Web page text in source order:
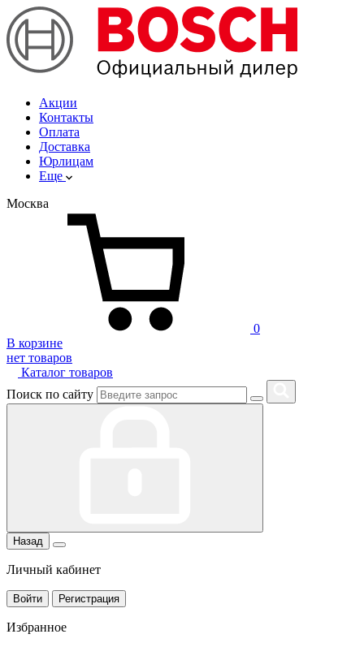
Акции
Контакты
Оплата
Доставка
Юрлицам
Еще
Москва
0
В корзине
нет товаров
Каталог товаров
Поиск по сайту
Назад
Личный кабинет
Войти Регистрация
Избранное